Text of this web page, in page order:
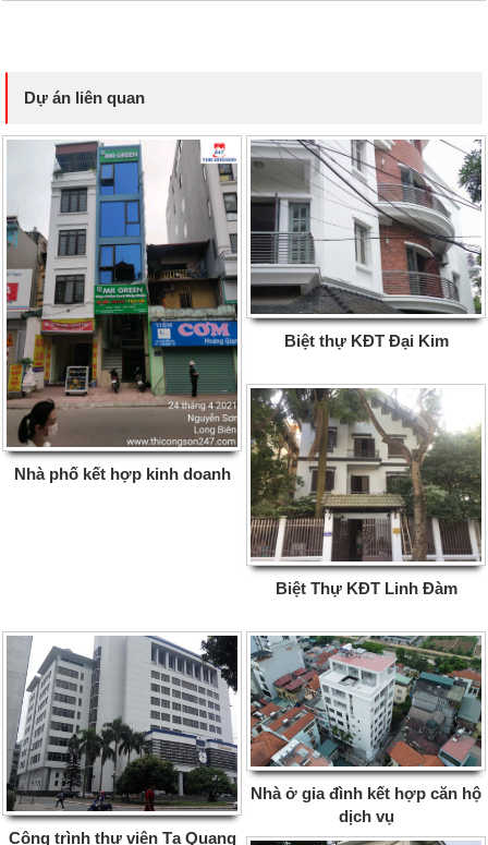
Dự án liên quan
Nhà phố kết hợp kinh doanh
Biệt thự KĐT Đại Kim
Biệt Thự KĐT Linh Đàm
Công trình thư viện Tạ Quang
Nhà ở gia đình kết hợp căn hộ
dịch vụ